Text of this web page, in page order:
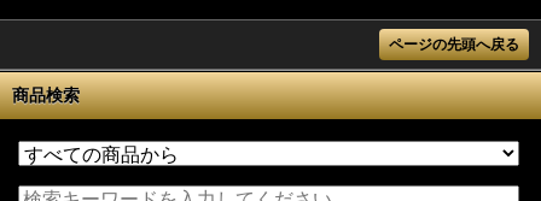
ページの先頭へ戻る
商品検索